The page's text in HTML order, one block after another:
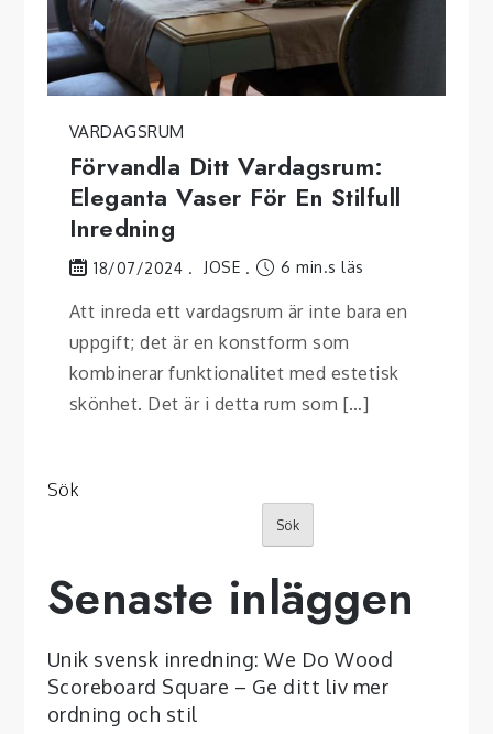
VARDAGSRUM
Förvandla Ditt Vardagsrum:
Eleganta Vaser För En Stilfull
Inredning
18/07/2024 JOSE 6 min.s läs
Att inreda ett vardagsrum är inte bara en
uppgift; det är en konstform som
kombinerar funktionalitet med estetisk
skönhet. Det är i detta rum som […]
Sök
Sök
Senaste inläggen
Unik svensk inredning: We Do Wood
Scoreboard Square – Ge ditt liv mer
ordning och stil